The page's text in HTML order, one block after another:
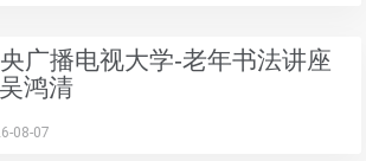
广播电视大学-老年书法讲座
鸿清
08-07